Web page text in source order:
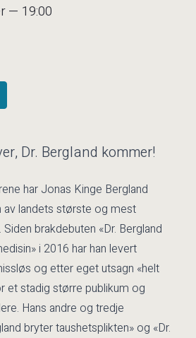
— 19:00
Dr. Bergland kommer!
har Jonas Kinge Bergland
landets største og mest
brakdebuten «Dr. Bergland
i 2016 har han levert
og etter eget utsagn «helt
et stadig større publikum og
Hans andre og tredje
bryter taushetsplikten» og «Dr.